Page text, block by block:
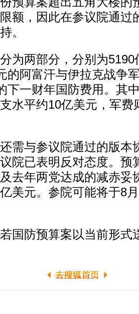
额，因此在参议院通过
。
两部分，分别为5190
的阿富汗与伊拉克战争
下一财年国防费用。其
水平约10亿美元，军费
与参议院通过的版本
院已表明反对态度。预
去年两党达成的减赤妥
亿美元。参院可能将于8
防预算案以当前形式